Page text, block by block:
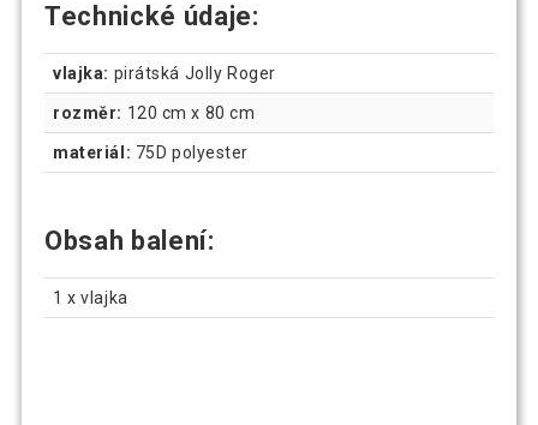
cm
66 Kč
FLAGMASTER Vlajka Německo, 120 x 80
cm
FLAGMASTER Vlajka Nizozemí,120 x 80
Technické údaje:
vlajka: pirátská Jolly Roger
rozměr: 120 cm x 80 cm
materiál: 75D polyester
Obsah balení:
1 x vlajka